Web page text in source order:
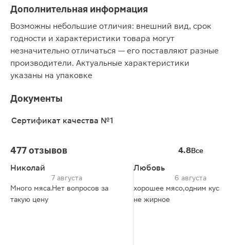
Дополнительная информация
Возможны небольшие отличия: внешний вид, срок
годности и характеристики товара могут
незначительно отличаться — его поставляют разные
производители. Актуальные характеристики
указаны на упаковке
Документы
Сертификат качества №1
477 отзывов 4.8Все
Николай
7 августа
Много мяса.Нет вопросов за
такую цену
Любовь
6 августа
хорошее мясо,одним
не жирное